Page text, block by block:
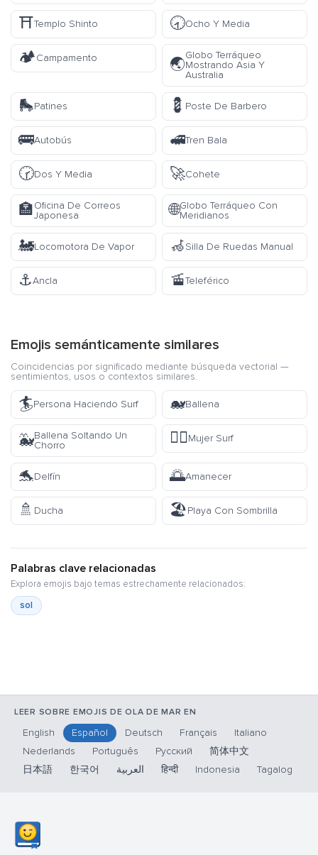
⛩️Templo Shinto 🕣Ocho Y Media
🏕️Campamento 🌏
Globo Terráqueo
Mostrando Asia Y
Australia
🛼Patines 💈 Poste De Barbero
🚌Autobús 🚅Tren Bala
🕝Dos Y Media 🚀Cohete
🏣Oficina De Correos
Japonesa
🌐Globo Terráqueo Con
Meridianos
🚂Locomotora De Vapor 🦽Silla De Ruedas Manual
⚓Ancla 🚡Teleférico
Emojis semánticamente similares
Coincidencias por significado mediante búsqueda vectorial —
sentimientos, usos o contextos similares.
🏄Persona Haciendo Surf 🐋Ballena
🐳Ballena Soltando Un
Chorro
🏄‍♀️Mujer Surf
🐬Delfín 🌅Amanecer
🚿 Ducha 🏖️Playa Con Sombrilla
Palabras clave relacionadas
Explora emojis bajo temas estrechamente relacionados:
sol
LEER SOBRE EMOJIS DE OLA DE MAR EN
English Español Deutsch Français
Italiano
Nederlands
Português Русский
简体中文
日本語
한국어 العربية हिन्दी Indonesia Tagalog